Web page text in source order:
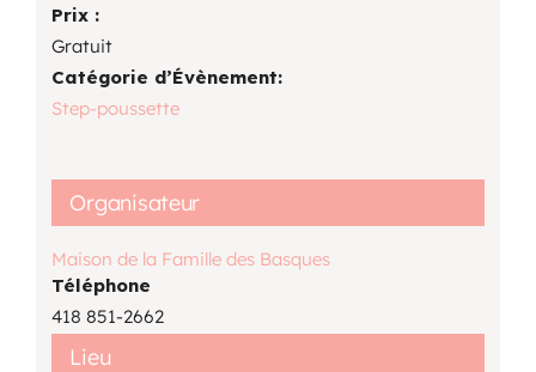
Prix :
Gratuit
Catégorie d’Évènement:
Step-poussette
Lieu
Organisateur
Maison de la Famille des Basques
Téléphone
418 851-2662